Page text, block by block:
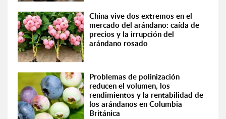
China vive dos extremos en el
mercado del arándano: caída de
precios y la irrupción del
arándano rosado
Problemas de polinización
reducen el volumen, los
rendimientos y la rentabilidad de
los arándanos en Columbia
Británica